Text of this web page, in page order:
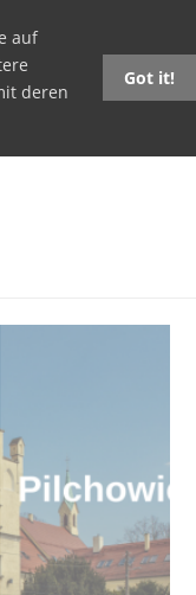
auf
deren
Got it!